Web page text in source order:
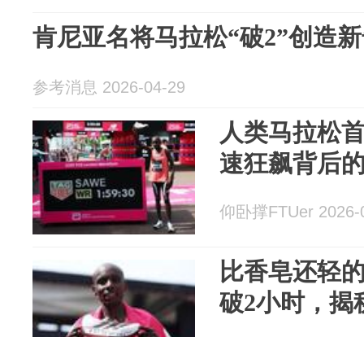
肯尼亚名将马拉松“破2”创造
参考消息 2026-04-29
人类马拉松
速狂飙背后
仰卧撑FTUer 2026-
比香皂还轻
破2小时，揭